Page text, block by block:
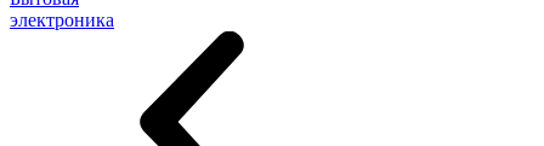
электроника